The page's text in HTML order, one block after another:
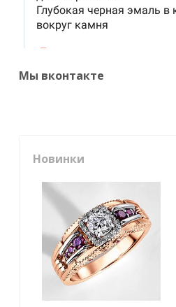
Мы вконтакте
Новинки